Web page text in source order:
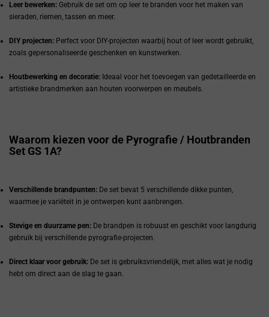
Leer bewerken: Gebruik de set om op leer te branden voor het maken van
sieraden, riemen, tassen en meer.
DIY projecten: Perfect voor DIY-projecten waarbij hout of leer wordt gebruikt,
zoals gepersonaliseerde geschenken en kunstwerken.
Houtbewerking en decoratie: Ideaal voor het toevoegen van gedetailleerde en
artistieke brandmerken aan houten voorwerpen en meubels.
Waarom kiezen voor de Pyrografie / Houtbranden
Set GS 1A?
Verschillende brandpunten: De set bevat 5 verschillende dikke punten,
waarmee je variëteit in je ontwerpen kunt aanbrengen.
Stevige en duurzame pen: De brandpen is robuust en geschikt voor langdurig
gebruik bij verschillende pyrografie-projecten.
Direct klaar voor gebruik: De set is gebruiksvriendelijk, met alles wat je nodig
hebt om direct aan de slag te gaan.